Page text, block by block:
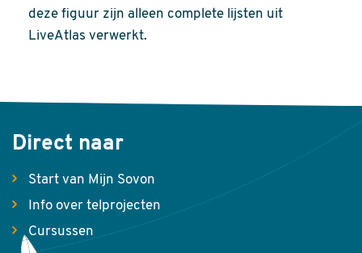
deze figuur zijn alleen complete lijsten uit
LiveAtlas verwerkt.
Direct naar
Start van Mijn Sovon
Info over telprojecten
Cursussen